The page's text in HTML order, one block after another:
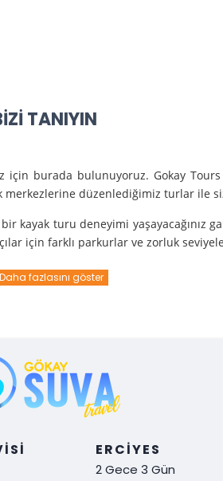
TANIYIN
için burada bulunuyoruz. Gokay
merkezlerine düzenlediğimiz turlar ile
turu deneyimi yaşayacağınız
için farklı parkurlar ve zorluk
ve uzman rehberlerle sizi güvenle
planlayarak, size özel, rahat ve
ERCIYES
2 Gece 3 Gün